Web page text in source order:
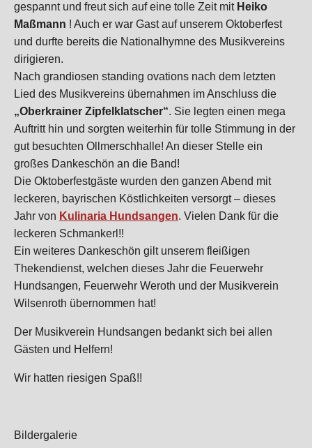
gespannt und freut sich auf eine tolle Zeit mit Heiko
Maßmann ! Auch er war Gast auf unserem Oktoberfest
und durfte bereits die Nationalhymne des Musikvereins
dirigieren.
Nach grandiosen standing ovations nach dem letzten
Lied des Musikvereins übernahmen im Anschluss die
„Oberkrainer Zipfelklatscher“. Sie legten einen mega
Auftritt hin und sorgten weiterhin für tolle Stimmung in der
gut besuchten Ollmerschhalle! An dieser Stelle ein
großes Dankeschön an die Band!
Die Oktoberfestgäste wurden den ganzen Abend mit
leckeren, bayrischen Köstlichkeiten versorgt – dieses
Jahr von Kulinaria Hundsangen. Vielen Dank für die
leckeren Schmankerl!!
Ein weiteres Dankeschön gilt unserem fleißigen
Thekendienst, welchen dieses Jahr die Feuerwehr
Hundsangen, Feuerwehr Weroth und der Musikverein
Wilsenroth übernommen hat!
Der Musikverein Hundsangen bedankt sich bei allen
Gästen und Helfern!
Wir hatten riesigen Spaß!!
Bildergalerie